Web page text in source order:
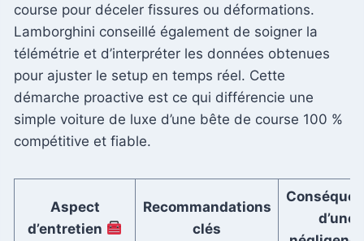
course pour déceler fissures ou déformations.
Lamborghini conseillé également de soigner la
télémétrie et d’interpréter les données obtenues
pour ajuster le setup en temps réel. Cette
démarche proactive est ce qui différencie une
simple voiture de luxe d’une bête de course 100 %
compétitive et fiable.
Aspect
d’entretien
Recommandations
clés
d’une